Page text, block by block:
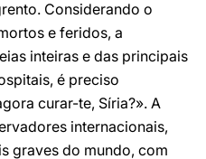
Considerando o
e feridos, a
inteiras e das principais
é preciso
curar-te, Síria?». A
internacionais,
graves do mundo, com